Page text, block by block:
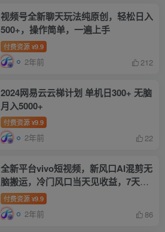
视频号全新聊天玩法纯原创，轻松日入
500+，操作简单，一遍上手
付费资源 ¥9.9
2年前 212
2024网易云云梯计划 单机日300+ 无脑
月入5000+
付费资源 ¥9.9
2年前 22
全新平台vivo短视频，新风口AI混剪无
脑搬运，冷门风口当天见收益，7天撸
了2300+了
付费资源 ¥9.9
2年前 86